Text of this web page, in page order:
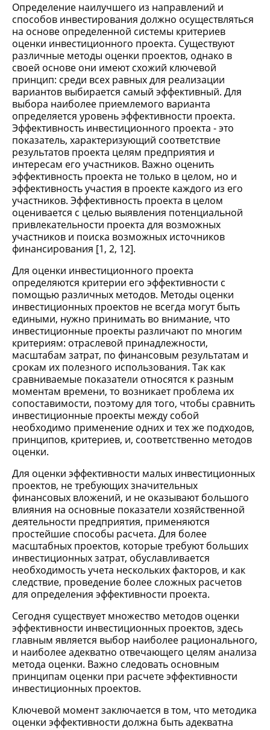
Определение наилучшего из направлений и
способов инвестирования должно осуществляться
на основе определенной системы критериев
оценки инвестиционного проекта. Существуют
различные методы оценки проектов, однако в
своей основе они имеют схожий ключевой
принцип: среди всех равных для реализации
вариантов выбирается самый эффективный. Для
выбора наиболее приемлемого варианта
определяется уровень эффективности проекта.
Эффективность инвестиционного проекта - это
показатель, характеризующий соответствие
результатов проекта целям предприятия и
интересам его участников. Важно оценить
эффективность проекта не только в целом, но и
эффективность участия в проекте каждого из его
участников. Эффективность проекта в целом
оценивается с целью выявления потенциальной
привлекательности проекта для возможных
участников и поиска возможных источников
финансирования [1, 2, 12].
Для оценки инвестиционного проекта
определяются критерии его эффективности с
помощью различных методов. Методы оценки
инвестиционных проектов не всегда могут быть
едиными, нужно принимать во внимание, что
инвестиционные проекты различают по многим
критериям: отраслевой принадлежности,
масштабам затрат, по финансовым результатам и
срокам их полезного использования. Так как
сравниваемые показатели относятся к разным
моментам времени, то возникает проблема их
сопоставимости, поэтому для того, чтобы сравнить
инвестиционные проекты между собой
необходимо применение одних и тех же подходов,
принципов, критериев, и, соответственно методов
оценки.
Для оценки эффективности малых инвестиционных
проектов, не требующих значительных
финансовых вложений, и не оказывают большого
влияния на основные показатели хозяйственной
деятельности предприятия, применяются
простейшие способы расчета. Для более
масштабных проектов, которые требуют больших
инвестиционных затрат, обуславливается
необходимость учета нескольких факторов, и как
следствие, проведение более сложных расчетов
для определения эффективности проекта.
Сегодня существует множество методов оценки
эффективности инвестиционных проектов, здесь
главным является выбор наиболее рационального,
и наиболее адекватно отвечающего целям анализа
метода оценки. Важно следовать основным
принципам оценки при расчете эффективности
инвестиционных проектов.
Ключевой момент заключается в том, что методика
оценки эффективности должна быть адекватна